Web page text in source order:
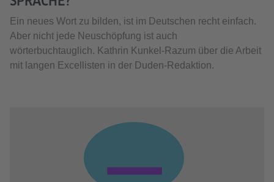
Ein neues Wort zu bilden, ist im Deutschen recht einfach.
Aber nicht jede Neuschöpfung ist auch
wörterbuchtauglich. Kathrin Kunkel-Razum über die Arbeit
mit langen Excellisten in der Duden-Redaktion.